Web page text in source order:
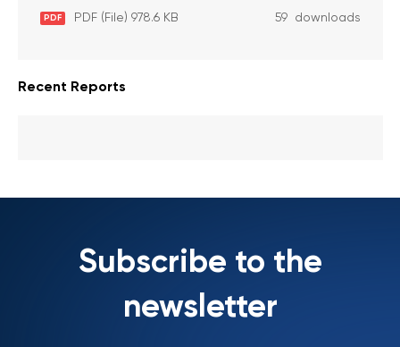
Constituțională
aprobarea proiectului de lege privind
activitatea sanitară veterinarăa
PDF PDF (File) 978.6 KB 59 downloads
Recent Reports
Subscribe to the
newsletter